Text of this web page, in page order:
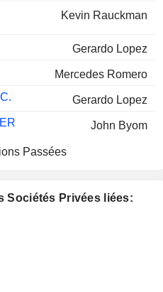
Kevin Rauckman
Gerardo Lopez
Mercedes Romero
Gerardo Lopez
John Byom
INC.
Passées
Sociétés Privées liées: